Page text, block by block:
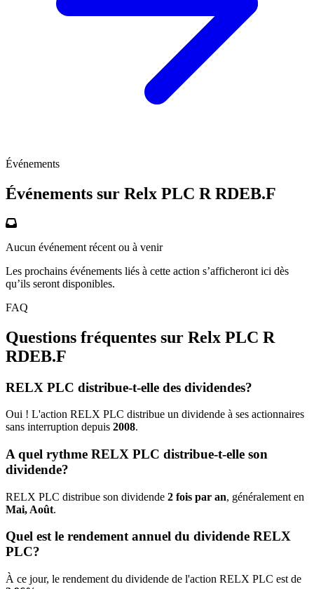
Événements
Événements sur Relx PLC R RDEB.F
Aucun événement récent ou à venir
Les prochains événements liés à cette action s’afficheront ici dès
qu’ils seront disponibles.
FAQ
Questions fréquentes sur Relx PLC R
RDEB.F
RELX PLC distribue-t-elle des dividendes?
Oui ! L'action RELX PLC distribue un dividende à ses actionnaires
sans interruption depuis 2008.
A quel rythme RELX PLC distribue-t-elle son
dividende?
RELX PLC distribue son dividende 2 fois par an, généralement en
Mai, Août.
Quel est le rendement annuel du dividende RELX
PLC?
À ce jour, le rendement du dividende de l'action RELX PLC est de